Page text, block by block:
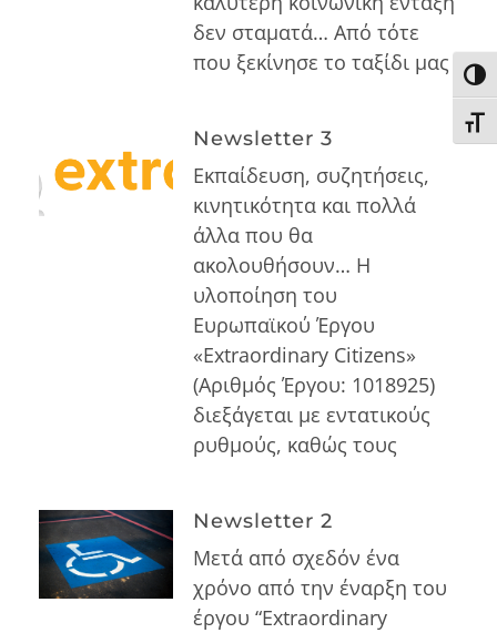
δεν σταματά… Από τότε
που ξεκίνησε το ταξίδι μας
Newsletter 3
Εκπαίδευση, συζητήσεις,
κινητικότητα και πολλά
άλλα που θα
ακολουθήσουν… Η
υλοποίηση του
Ευρωπαϊκού Έργου
«Extraordinary Citizens»
(Αριθμός Έργου: 1018925)
διεξάγεται με εντατικούς
ρυθμούς, καθώς τους
Newsletter 2
Μετά από σχεδόν ένα
χρόνο από την έναρξη του
έργου “Extraordinary